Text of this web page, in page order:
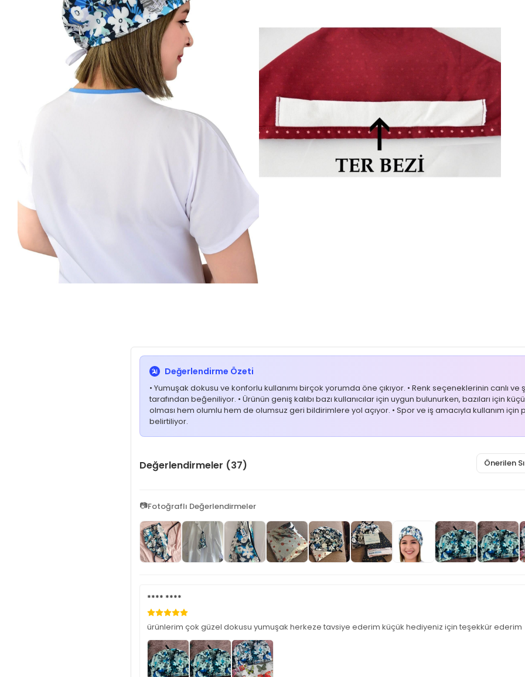
Değerlendirme Özeti
• Yumuşak dokusu ve konforlu kullanımı birçok yorumda öne çıkıyor. • Renk seçeneklerinin canlı ve
tarafından beğeniliyor. • Ürünün geniş kalıbı bazı kullanıcılar için uygun bulunurken, bazıları için
olması hem olumlu hem de olumsuz geri bildirimlere yol açıyor. • Spor ve iş amacıyla kullanım için
belirtiliyor.
Değerlendirmeler (37) Önerilen
📷Fotoğraflı Değerlendirmeler
**** ****
ürünlerim çok güzel dokusu yumuşak herkeze tavsiye ederim küçük hediyeniz için teşekkür ederim